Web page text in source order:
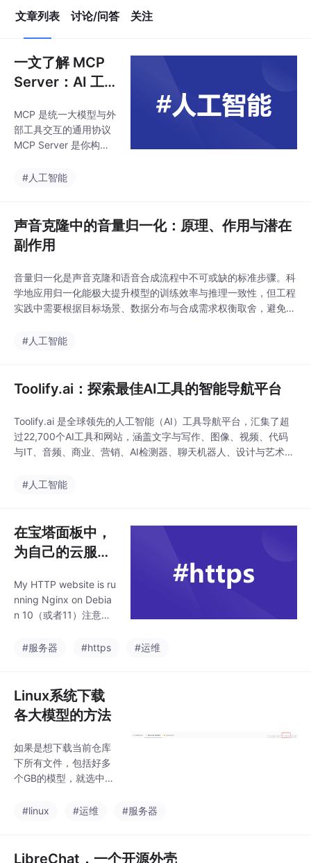
文章列表 讨论/问答 关注
一文了解 MCP
Server：AI 工
桥梁
MCP 是统一大模型与外
部工具交互的通用协议
MCP Server 是你构建
具”集合借助 MCP Insp
ython、Node）可以快
速接入与开发DeepSee
k、Cursor、Claude 等
P，让 Agent 构建进入
标准化时代MCP 不是新
技术，而是一种“标准 +
动
#人工智能
声音克隆中的音量归一化：原理、作用与潜在
副作用
音量归一化是声音克隆和语音合成流程中不可或缺的标准步骤。科
学地应用归一化能极大提升模型的训练效率与推理一致性，但工程
实践中需要根据目标场景、数据分布与合成需求权衡取舍，避免一
是万能药，而是一个工程“调优点”。理解其原理和副作用，才能让
#人工智能
Toolify.ai：探索最佳AI工具的智能导航平台
Toolify.ai 是全球领先的人工智能（AI）工具导航平台，汇集了超
过22,700个AI工具和网站，涵盖文字与写作、图像、视频、代码
与IT、音频、商业、营销、AI检测器、聊天机器人、设计与艺术、
者，都能在Toolify.ai找到适合自己的AI工具。Toolify.ai 是一个功
#人工智能
在宝塔面板中，
为自己的云服务
书，为所搭建的
网站启用https
略）
My HTTP website is ru
nning Nginx on Debia
n 10（或者11）注意，
目录/etc/nginx/nginx.c
为例。你的网站部署在
Debain 10（或者11）
的 Nginx上。时间：20
需要修改这个命令，修
改后如下。则需要
#服务器 #https #运维
Linux系统下载
各大模型的方法
如果是想下载当前仓库
下所有文件，包括好多
个GB的模型，就选中间
epository。
#linux #运维 #服务器
LibreChat，一个开源外壳